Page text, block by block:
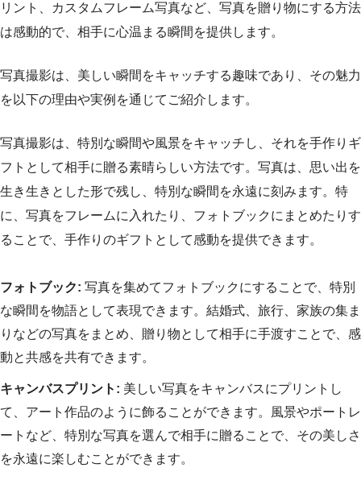
リント、カスタムフレーム写真など、写真を贈り物にする方法
は感動的で、相手に心温まる瞬間を提供します。
写真撮影は、美しい瞬間をキャッチする趣味であり、その魅力
を以下の理由や実例を通じてご紹介します。
写真撮影は、特別な瞬間や風景をキャッチし、それを手作りギ
フトとして相手に贈る素晴らしい方法です。写真は、思い出を
生き生きとした形で残し、特別な瞬間を永遠に刻みます。特
に、写真をフレームに入れたり、フォトブックにまとめたりす
ることで、手作りのギフトとして感動を提供できます。
フォトブック: 写真を集めてフォトブックにすることで、特別
な瞬間を物語として表現できます。結婚式、旅行、家族の集ま
りなどの写真をまとめ、贈り物として相手に手渡すことで、感
動と共感を共有できます。
キャンバスプリント: 美しい写真をキャンバスにプリントし
て、アート作品のように飾ることができます。風景やポートレ
ートなど、特別な写真を選んで相手に贈ることで、その美しさ
を永遠に楽しむことができます。